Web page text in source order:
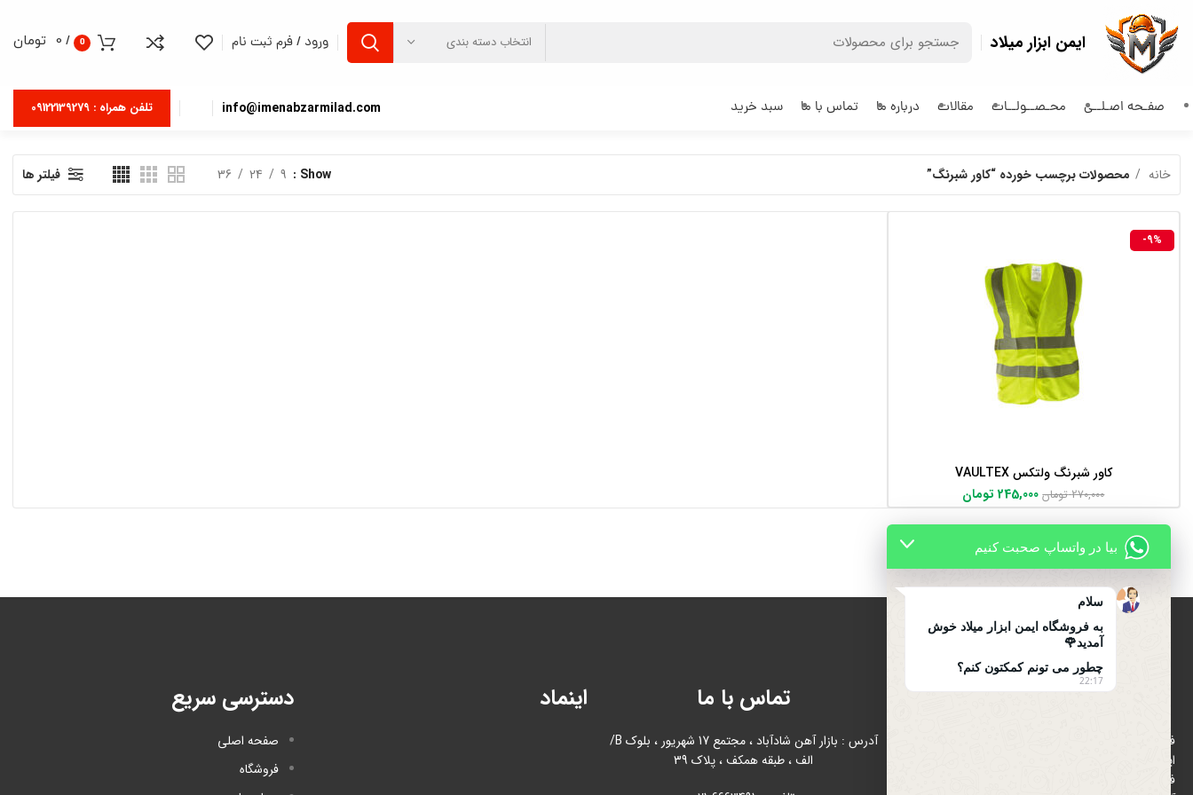
ایمن ابزار میلاد انتخاب دسته بندی ورود / فرم ثبت نام 0
/
0 تومان
صفـحه اصـلــی محـصــولــات مقالات درباره ما تماس با ما سبد خرید info@imenabzarmilad.com تلفن همراه : 09122139279
خانه محصولات برچسب خورده “کاور شبرنگ” Show
9
24
36 فیلتر ها
-9%
افزودن به سبد خرید
کاور شبرنگ ولتکس VAULTEX
270,000 تومان 245,000 تومان
درباره ایمن ابزار میلاد
فروشگاه ایمن ابزار میلاد با هدف رواج استفاده از تجهیزات
فروش تجهیزات ایمنی و ترافیکی در بازار شاد آباد ( بازار
تماس با ما
آدرس : بازار آهن شادآباد ، مجتمع 17 شهریور ، بلوک B/
الف ، طبقه همکف ، پلاک 39
اینماد دسترسی سریع
صفحه اصلی
فروشگاه
بیا در واتساپ صحبت کنیم
سلام
به فروشگاه ایمن ابزار میلاد خوش
آمدید🌹
چطور می تونم کمکتون کنم؟
22:17